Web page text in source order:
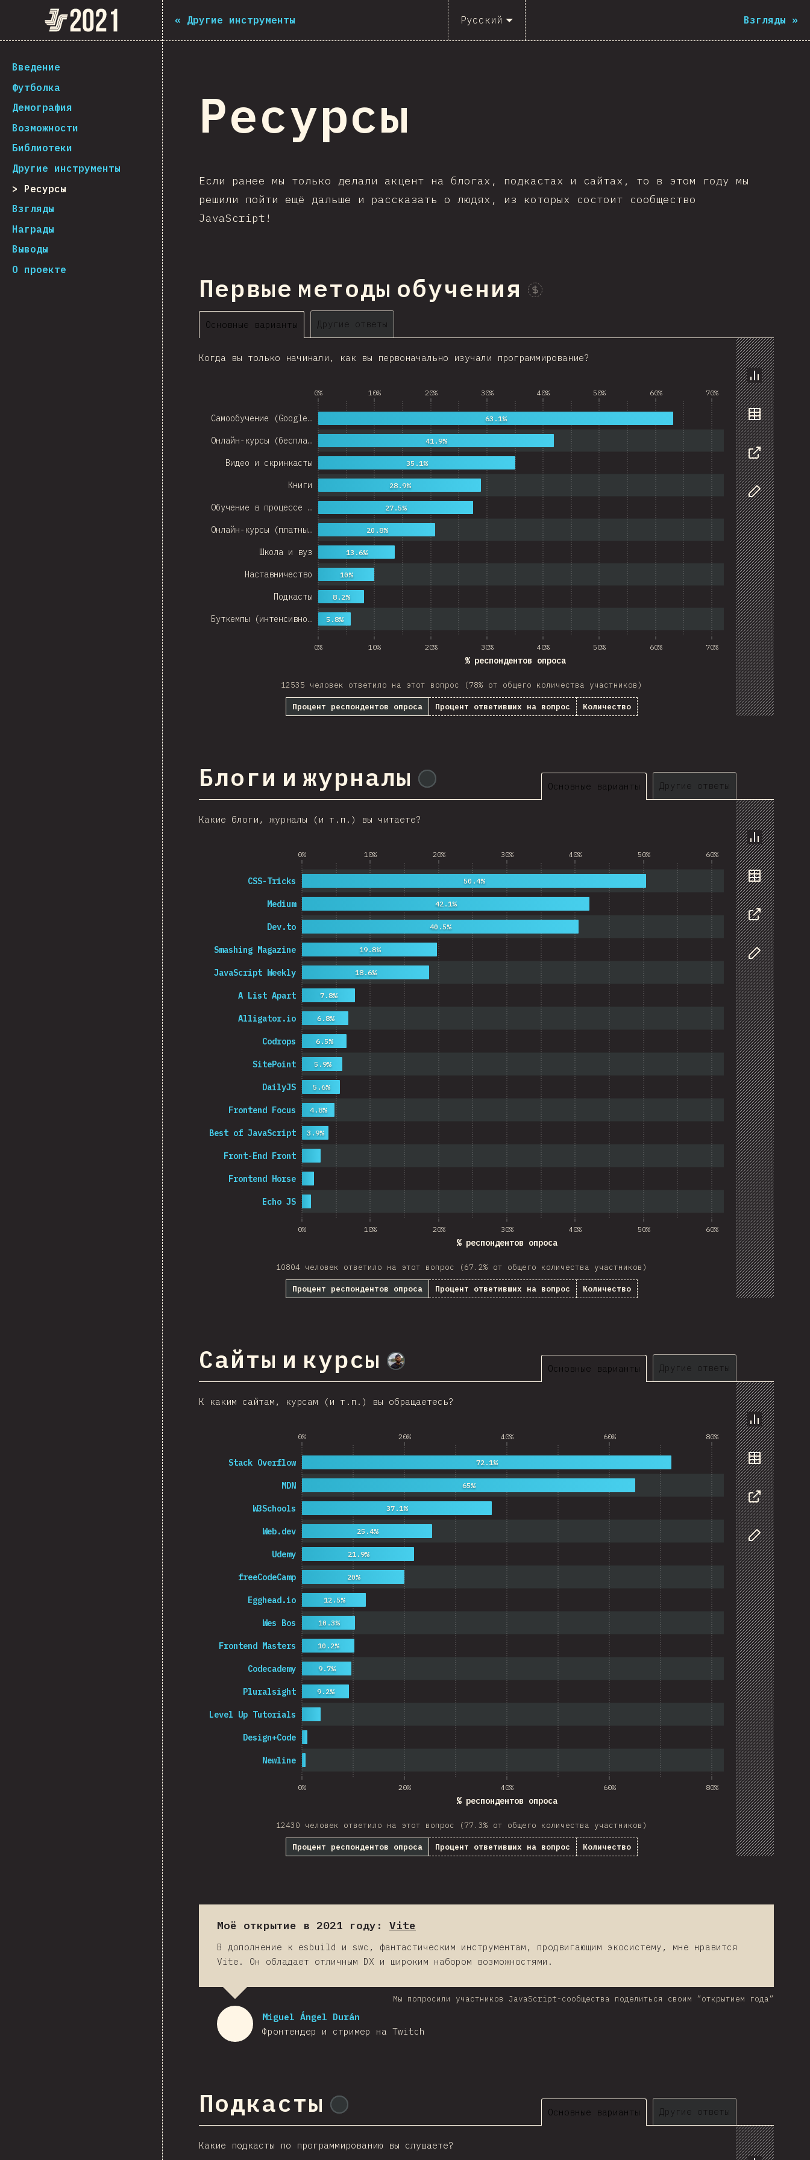
The State of JS 2021
[ru-RU] general.back_to_intro
Введение
Футболка
Демография
Возможности
Библиотеки
Другие инструменты
Ресурсы
Взгляды
Награды
Выводы
О проекте
« Другие инструменты Русский Взгляды »
Ресурсы
Если ранее мы только делали акцент на блогах, подкастах и сайтах, то в этом году мы
решили пойти ещё дальше и рассказать о людях, из которых состоит сообщество
JavaScript!
Первые методы обучения Проспонсировать этот график
Основные варианты Другие ответы
График
Данные
Поделиться
Изменить
Когда вы только начинали, как вы первоначально изучали программирование?
0% 10% 20% 30% 40% 50% 60% 70%
0% 10% 20% 30% 40% 50% 60% 70%
% респондентов опроса
Буткемпы (интенсивно…
Подкасты
Наставничество
Школа и вуз
Онлайн-курсы (платны…
Обучение в процессе …
Книги
Видео и скринкасты
Онлайн-курсы (беспла…
Самообучение (Google…
5.8%
8.2%
10%
13.6%
20.8%
27.5%
28.9%
35.1%
41.9%
63.1%
12535 человек ответило на этот вопрос (78% от общего количества участников)
Процент респондентов опроса Процент ответивших на вопрос Количество
Блоги и журналы Основные варианты Другие ответы
График
Данные
Поделиться
Изменить
Какие блоги, журналы (и т.п.) вы читаете?
0% 10% 20% 30% 40% 50% 60%
0% 10% 20% 30% 40% 50% 60%
% респондентов опроса
Echo JS
Frontend Horse
Front-End Front
Best of JavaScript
Frontend Focus
DailyJS
SitePoint
Codrops
Alligator.io
A List Apart
JavaScript Weekly
Smashing Magazine
Dev.to
Medium
CSS-Tricks
3.9%
4.8%
5.6%
5.9%
6.5%
6.8%
7.8%
18.6%
19.8%
40.5%
42.1%
50.4%
10804 человек ответило на этот вопрос (67.2% от общего количества участников)
Процент респондентов опроса Процент ответивших на вопрос Количество
Сайты и курсы Основные варианты Другие ответы
График
Данные
Поделиться
Изменить
К каким сайтам, курсам (и т.п.) вы обращаетесь?
0% 20% 40% 60% 80%
0% 20% 40% 60% 80%
% респондентов опроса
Newline
Design+Code
Level Up Tutorials
Pluralsight
Codecademy
Frontend Masters
Wes Bos
Egghead.io
freeCodeCamp
Udemy
Web.dev
W3Schools
MDN
Stack Overflow
9.2%
9.7%
10.2%
10.3%
12.5%
20%
21.9%
25.4%
37.1%
65%
72.1%
12430 человек ответило на этот вопрос (77.3% от общего количества участников)
Процент респондентов опроса Процент ответивших на вопрос Количество
Моё открытие в 2021 году: Vite
В дополнение к esbuild и swc, фантастическим инструментам, продвигающим экосистему, мне нравится
Vite. Он обладает отличным DX и широким набором возможностями.
Мы попросили участников JavaScript-сообщества поделиться своим ”открытием года”
Miguel Ángel Durán
Фронтендер и стример на Twitch
Подкасты Основные варианты Другие ответы
Какие подкасты по программированию вы слушаете?
Navigated to The State of JS 2021